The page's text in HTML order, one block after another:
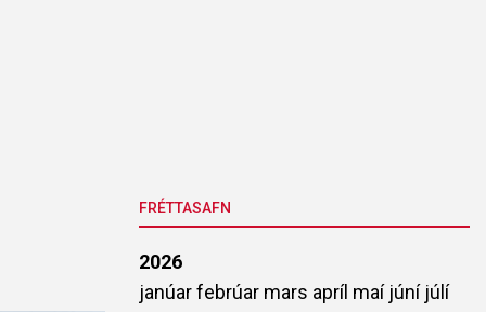
FRÉTTASAFN
2026
janúarfebrúar mars apríl maí júní júlí